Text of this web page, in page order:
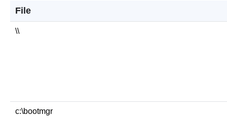
File
\\
c:\bootmgr